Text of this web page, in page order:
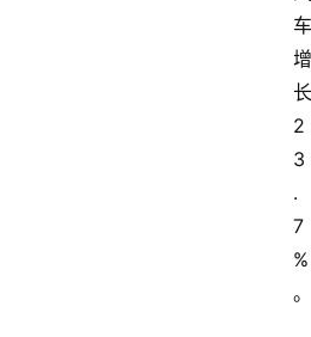
车
增
长
2
3
.
7
%
。